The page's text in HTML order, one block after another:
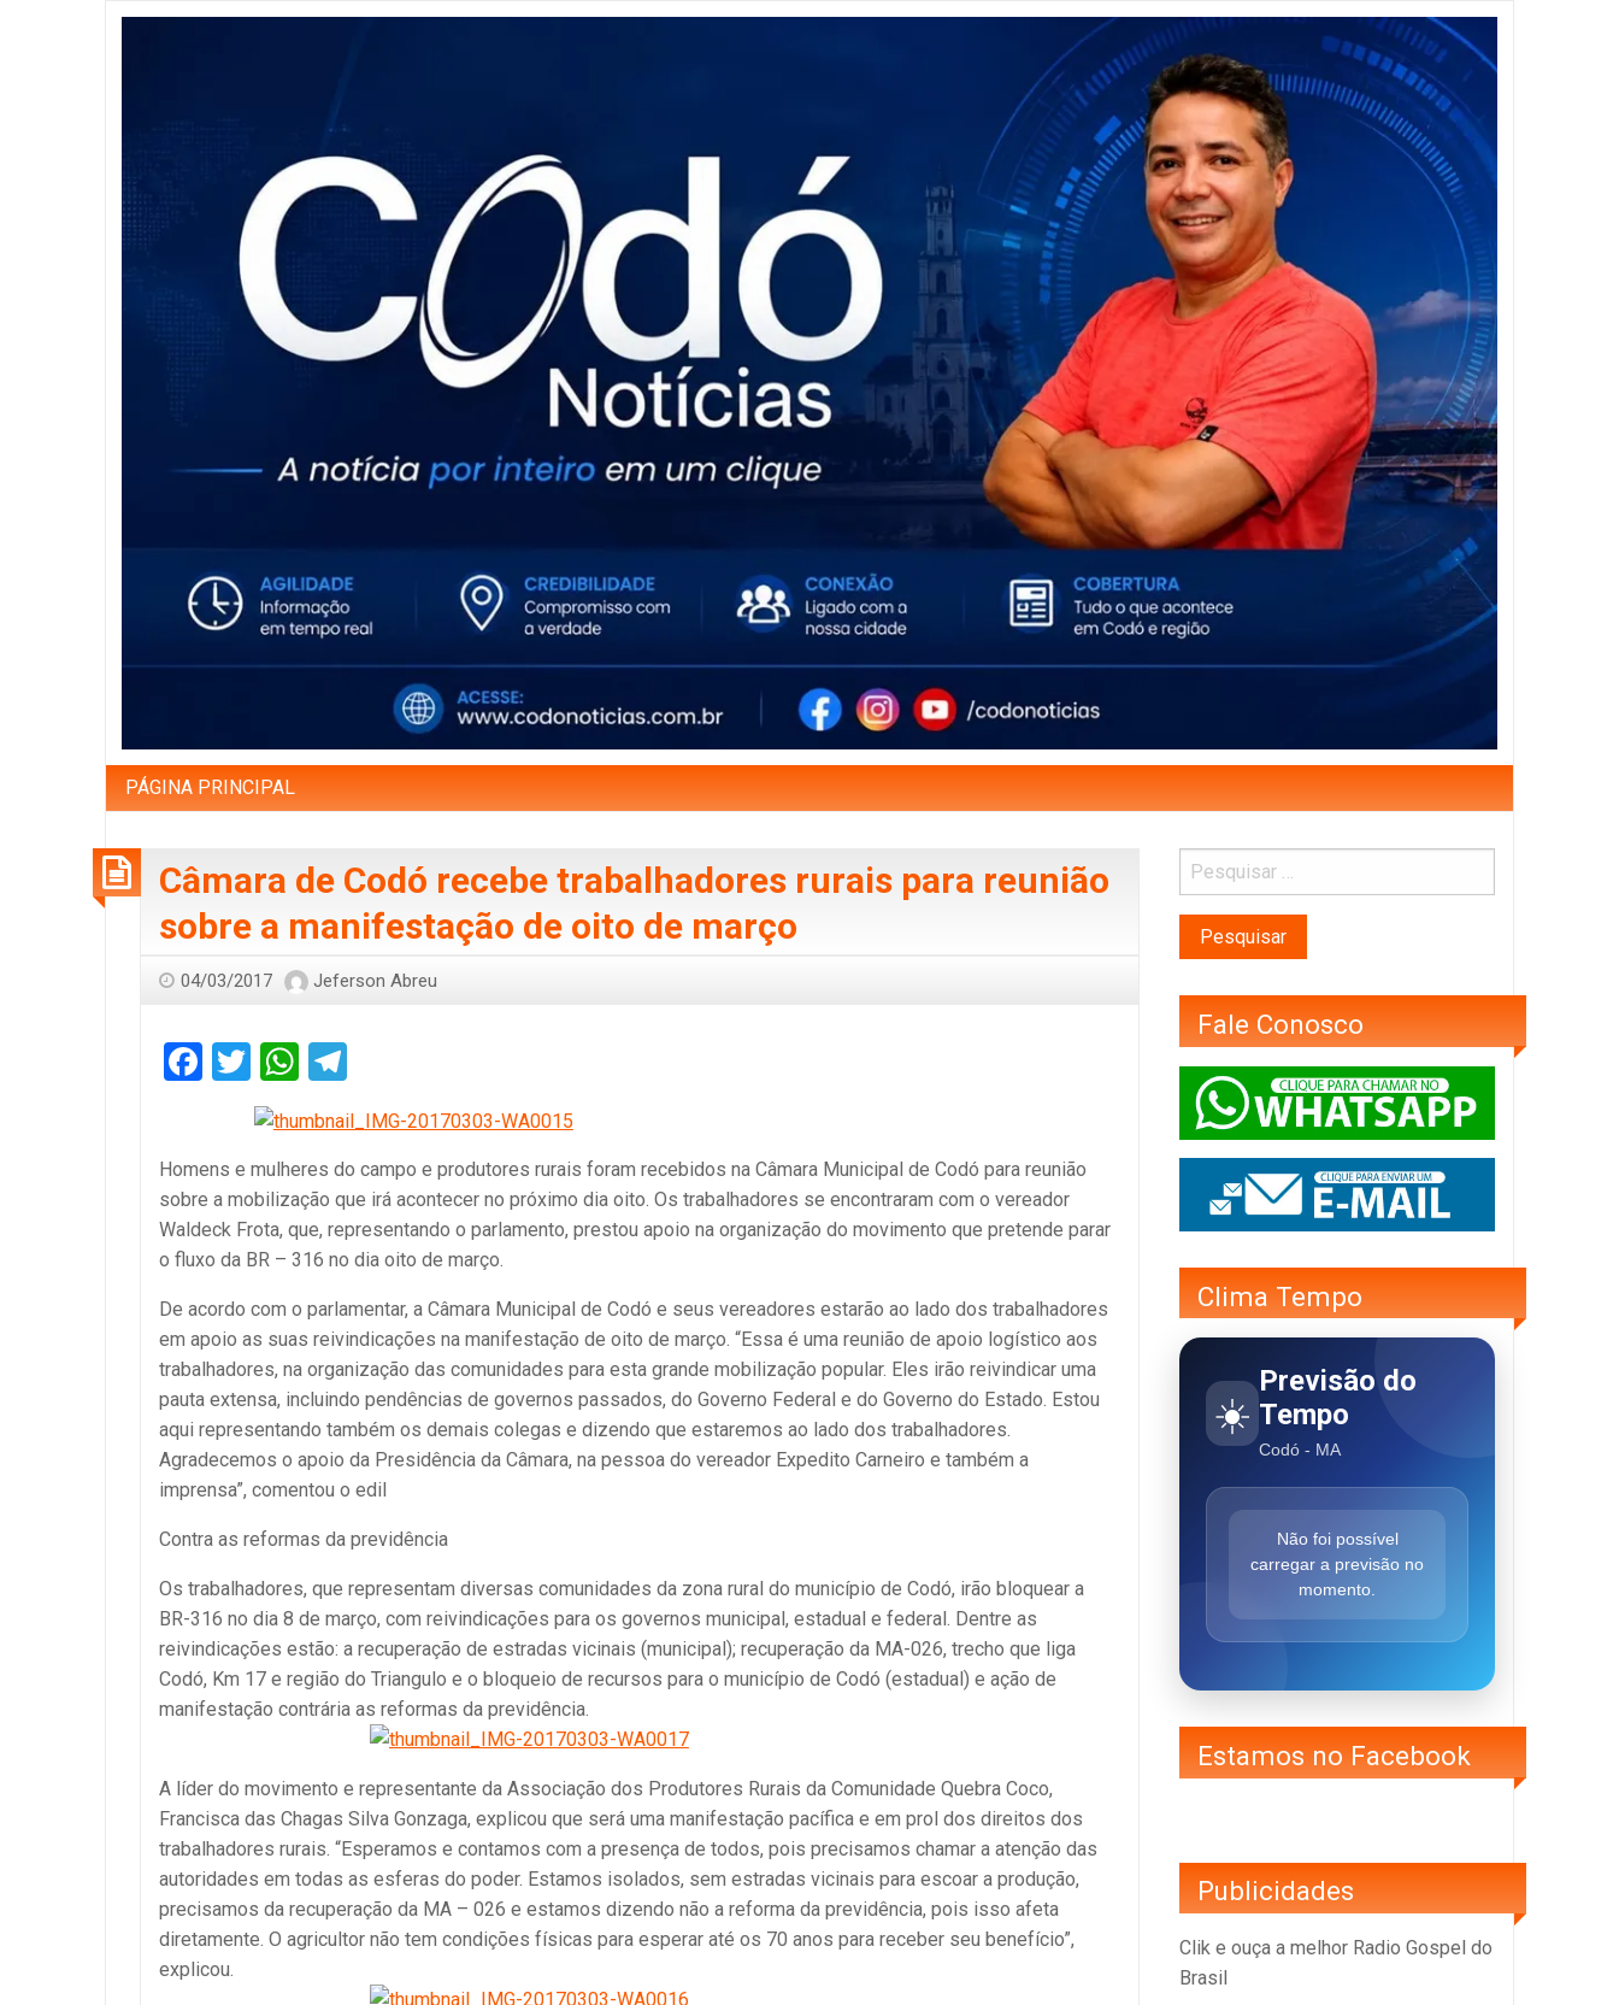
PÁGINA PRINCIPAL
Câmara de Codó recebe trabalhadores rurais para reunião
sobre a manifestação de oito de março
04/03/2017 Jeferson Abreu
Facebook
TwitterWhatsApp
Homens e mulheres do campo e produtores rurais foram recebidos na Câmara Municipal de Codó para reunião
sobre a mobilização que irá acontecer no próximo dia oito. Os trabalhadores se encontraram com o vereador
Waldeck Frota, que, representando o parlamento, prestou apoio na organização do movimento que pretende parar
o fluxo da BR – 316 no dia oito de março.
De acordo com o parlamentar, a Câmara Municipal de Codó e seus vereadores estarão ao lado dos trabalhadores
em apoio as suas reivindicações na manifestação de oito de março. “Essa é uma reunião de apoio logístico aos
trabalhadores, na organização das comunidades para esta grande mobilização popular. Eles irão reivindicar uma
pauta extensa, incluindo pendências de governos passados, do Governo Federal e do Governo do Estado. Estou
aqui representando também os demais colegas e dizendo que estaremos ao lado dos trabalhadores.
Agradecemos o apoio da Presidência da Câmara, na pessoa do vereador Expedito Carneiro e também a
imprensa”, comentou o edil
Contra as reformas da previdência
Os trabalhadores, que representam diversas comunidades da zona rural do município de Codó, irão bloquear a
BR-316 no dia 8 de março, com reivindicações para os governos municipal, estadual e federal. Dentre as
reivindicações estão: a recuperação de estradas vicinais (municipal); recuperação da MA-026, trecho que liga
Codó, Km 17 e região do Triangulo e o bloqueio de recursos para o município de Codó (estadual) e ação de
manifestação contrária as reformas da previdência.
A líder do movimento e representante da Associação dos Produtores Rurais da Comunidade Quebra Coco,
Francisca das Chagas Silva Gonzaga, explicou que será uma manifestação pacífica e em prol dos direitos dos
trabalhadores rurais. “Esperamos e contamos com a presença de todos, pois precisamos chamar a atenção das
autoridades em todas as esferas do poder. Estamos isolados, sem estradas vicinais para escoar a produção,
precisamos da recuperação da MA – 026 e estamos dizendo não a reforma da previdência, pois isso afeta
diretamente. O agricultor não tem condições físicas para esperar até os 70 anos para receber seu benefício”,
explicou.
Fale Conosco
Clima Tempo
☀️
Previsão do
Tempo
Codó - MA
Não foi possível
carregar a previsão no
momento.
Estamos no Facebook
Publicidades
Clik e ouça a melhor Radio Gospel do
Brasil